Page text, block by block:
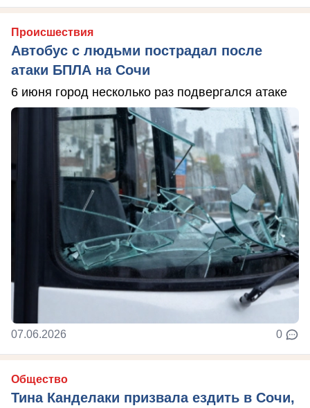
Происшествия
Автобус с людьми пострадал после
атаки БПЛА на Сочи
6 июня город несколько раз подвергался атаке
07.06.2026 0
Общество
Тина Канделаки призвала ездить в Сочи,